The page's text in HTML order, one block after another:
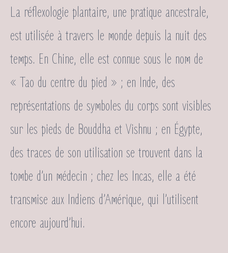
La réflexologie plantaire, une pratique ancestrale,
est utilisée à travers le monde depuis la nuit des
temps. En Chine, elle est connue sous le nom de
« Tao du centre du pied » ; en Inde, des
représentations de symboles du corps sont visibles
sur les pieds de Bouddha et Vishnu ; en Égypte,
des traces de son utilisation se trouvent dans la
tombe d’un médecin ; chez les Incas, elle a été
transmise aux Indiens d’Amérique, qui l’utilisent
encore aujourd’hui.